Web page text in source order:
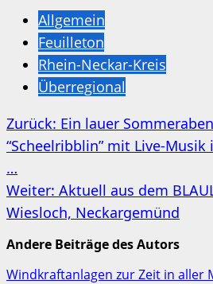
Allgemein
Feuilleton
Rhein-Neckar-Kreis
Überregional
Beitragsnavigation
Zurück: Ein lauer
“Scheelribblin” mit Live-
…
Weiter: Aktuell aus dem
Wiesloch, Neckargemünd
Andere Beiträge des Autors
Windkraftanlagen zur Zeit in aller